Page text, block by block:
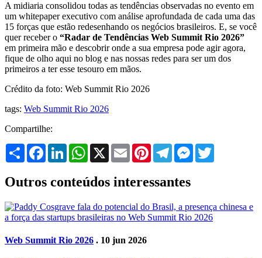
A midiaria consolidou todas as tendências observadas no evento em
um whitepaper executivo com análise aprofundada de cada uma das
15 forças que estão redesenhando os negócios brasileiros. E, se você
quer receber o “Radar de Tendências Web Summit Rio 2026”
em primeira mão e descobrir onde a sua empresa pode agir agora,
fique de olho aqui no blog e nas nossas redes para ser um dos
primeiros a ter esse tesouro em mãos.
Crédito da foto: Web Summit Rio 2026
tags: Web Summit Rio 2026
Compartilhe:
Share FacebookLinkedInWhatsApp
X Email PinterestTelegramMessenger
Outros conteúdos interessantes
Web Summit Rio 2026 . 10 jun 2026